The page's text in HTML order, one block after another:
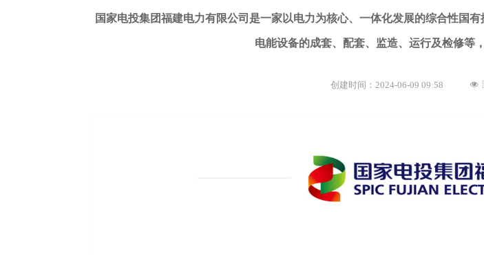
创建时间： 2024-06-09 09:58 넶
国家电投集团福建电力有限公司是一家以电力为核心、一体化发展的综合性国
电能设备的成套、配套、监造、运行及检修等